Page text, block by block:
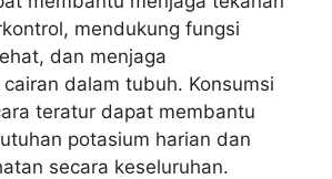
mendukung fungsi
dan menjaga
dalam tubuh. Konsumsi
teratur dapat membantu
potasium harian dan
secara keseluruhan.